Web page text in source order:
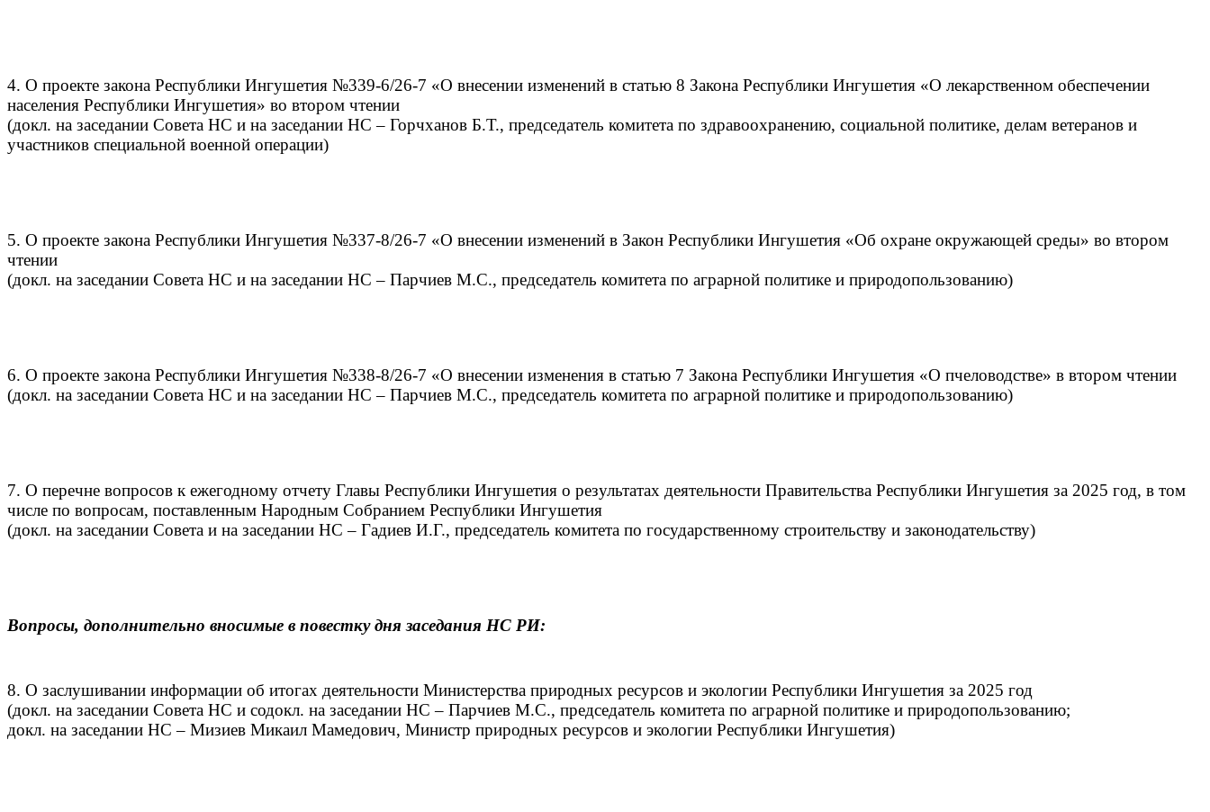
4. О проекте закона Республики Ингушетия №339-6/26-7 «О внесении изменений в статью 8 Закона Республики Ингушетия «О лекарственном обеспечении
населения Республики Ингушетия» во втором чтении
(докл. на заседании Совета НС и на заседании НС – Горчханов Б.Т., председатель комитета по здравоохранению, социальной политике, делам ветеранов и
участников специальной военной операции)
5. О проекте закона Республики Ингушетия №337-8/26-7 «О внесении изменений в Закон Республики Ингушетия «Об охране окружающей среды» во втором
чтении
(докл. на заседании Совета НС и на заседании НС – Парчиев М.С., председатель комитета по аграрной политике и природопользованию)
6. О проекте закона Республики Ингушетия №338-8/26-7 «О внесении изменения в статью 7 Закона Республики Ингушетия «О пчеловодстве» в втором чтении
(докл. на заседании Совета НС и на заседании НС – Парчиев М.С., председатель комитета по аграрной политике и природопользованию)
7. О перечне вопросов к ежегодному отчету Главы Республики Ингушетия о результатах деятельности Правительства Республики Ингушетия за 2025 год, в том
числе по вопросам, поставленным Народным Собранием Республики Ингушетия
(докл. на заседании Совета и на заседании НС – Гадиев И.Г., председатель комитета по государственному строительству и законодательству)
Вопросы, дополнительно вносимые в повестку днязаседания НС РИ:
8. О заслушивании информации об итогах деятельности Министерства природных ресурсов и экологии Республики Ингушетия за 2025 год
(докл. на заседании Совета НС и содокл. на заседании НС – Парчиев М.С., председатель комитета по аграрной политике и природопользованию;
докл. на заседании НС – Мизиев Микаил Мамедович, Министр природных ресурсов и экологии Республики Ингушетия)